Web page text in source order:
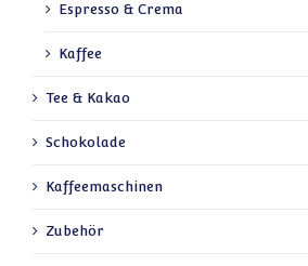
Espresso & Crema
Kaffee
Tee & Kakao
Schokolade
Kaffeemaschinen
Zubehör